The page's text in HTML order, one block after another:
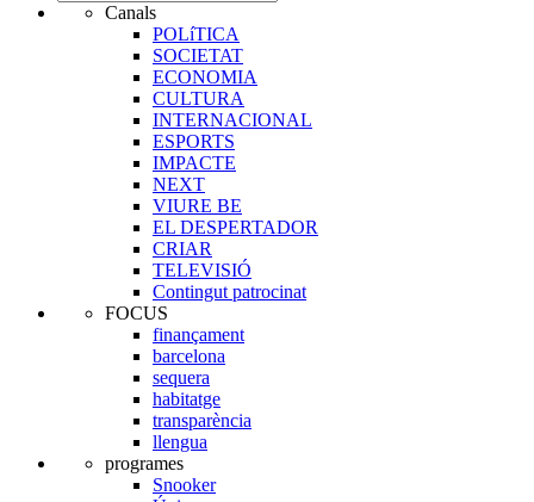
Canals
POLíTICA
SOCIETAT
ECONOMIA
CULTURA
INTERNACIONAL
ESPORTS
IMPACTE
NEXT
VIURE BE
EL DESPERTADOR
CRIAR
TELEVISIÓ
Contingut patrocinat
FOCUS
finançament
barcelona
sequera
habitatge
transparència
llengua
programes
Snooker